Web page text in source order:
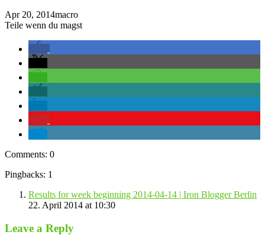
Apr 20, 2014macro
Teile wenn du magst
Comments: 0
Pingbacks: 1
Results for week beginning 2014-04-14 | Iron Blogger Berlin
22. April 2014 at 10:30
Leave a Reply